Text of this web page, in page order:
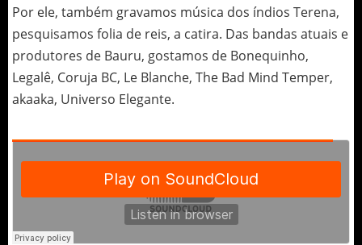
Por ele, também gravamos música dos índios Terena,
pesquisamos folia de reis, a catira. Das bandas atuais e
produtores de Bauru, gostamos de Bonequinho,
Legalê, Coruja BC, Le Blanche, The Bad Mind Temper,
akaaka, Universo Elegante.